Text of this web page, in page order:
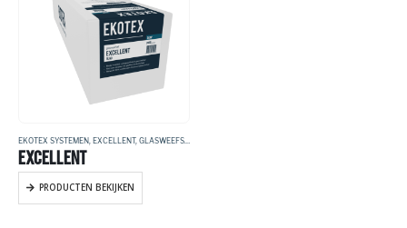
EKOTEX SYSTEMEN EXCELLENT, GLASWEEFSEL
EXCELLENT
PRODUCTEN BEKIJKEN